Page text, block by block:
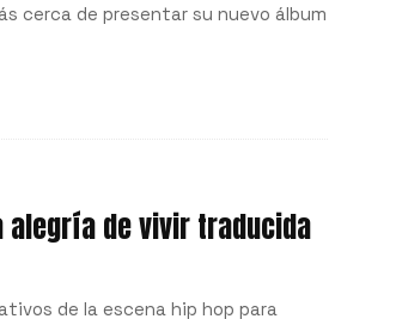
cerca de presentar su nuevo álbum
alegría de vivir traducida
de la escena hip hop para